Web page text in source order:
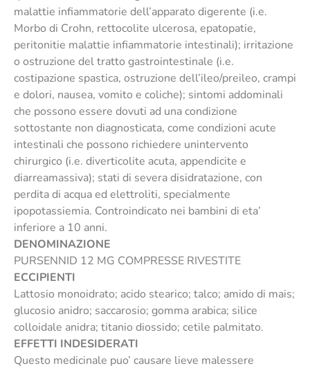
malattie infiammatorie dell’apparato digerente (i.e.
Morbo di Crohn, rettocolite ulcerosa, epatopatie,
peritonitie malattie infiammatorie intestinali); irritazione
o ostruzione del tratto gastrointestinale (i.e.
costipazione spastica, ostruzione dell’ileo/preileo, crampi
e dolori, nausea, vomito e coliche); sintomi addominali
che possono essere dovuti ad una condizione
sottostante non diagnosticata, come condizioni acute
intestinali che possono richiedere unintervento
chirurgico (i.e. diverticolite acuta, appendicite e
diarreamassiva); stati di severa disidratazione, con
perdita di acqua ed elettroliti, specialmente
ipopotassiemia. Controindicato nei bambini di eta’
inferiore a 10 anni.
DENOMINAZIONE
PURSENNID 12 MG COMPRESSE RIVESTITE
ECCIPIENTI
Lattosio monoidrato; acido stearico; talco; amido di mais;
glucosio anidro; saccarosio; gomma arabica; silice
colloidale anidra; titanio diossido; cetile palmitato.
EFFETTI INDESIDERATI
Questo medicinale puo’ causare lieve malessere